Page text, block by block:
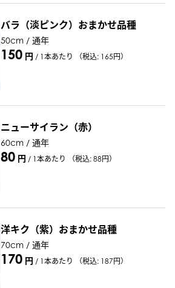
バラ（淡ピンク）おまかせ品種
50cm / 通年
150 円 / 1本あたり （税込: 165円）
ニューサイラン（赤）
60cm / 通年
80 円 / 1本あたり （税込: 88円）
洋キク（紫）おまかせ品種
70cm / 通年
170 円 / 1本あたり （税込: 187円）